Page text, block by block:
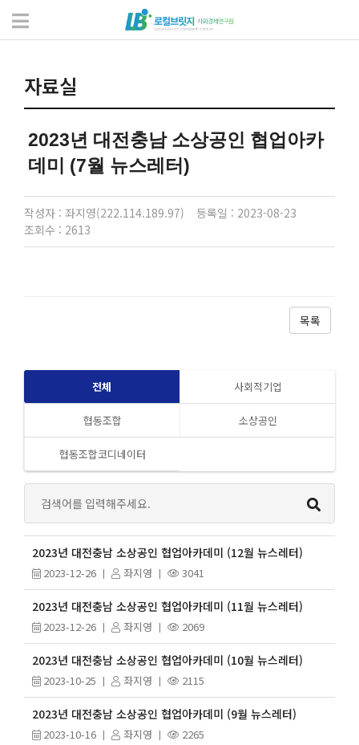
서식 및 자료
자료실
2023년 대전충남 소상공인 협업아카
데미 (7월 뉴스레터)
작성자 : 좌지영(222.114.189.97)
등록일 : 2023-08-23
조회수 : 2613
목록
전체 사회적기업
협동조합 소상공인
협동조합코디네이터
2023년 대전충남 소상공인 협업아카데미 (12월 뉴스레터)
2023-12-26 좌지영 3041
2023년 대전충남 소상공인 협업아카데미 (11월 뉴스레터)
2023-12-26 좌지영 2069
2023년 대전충남 소상공인 협업아카데미 (10월 뉴스레터)
2023-10-25 좌지영 2115
2023년 대전충남 소상공인 협업아카데미 (9월 뉴스레터)
2023-10-16 좌지영 2265